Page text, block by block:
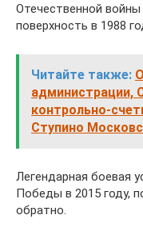
Отечественной
поверхность в 1988
Читайте также:
администрации,
контрольно-
Ступино
Легендарная боевая
Победы в 2015 году,
обратно.